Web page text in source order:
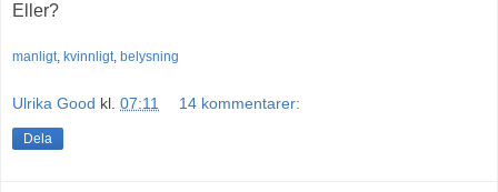
Eller?
manligt, kvinnligt, belysning
Ulrika Good kl. 07:11 14 kommentarer:
Dela